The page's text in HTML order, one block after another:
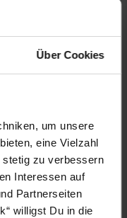
Über Cookies
um unsere
eine Vielzahl
zu verbessern
Interessen auf
Partnerseiten
willigst Du in die
Tisch befördern.
versehen.